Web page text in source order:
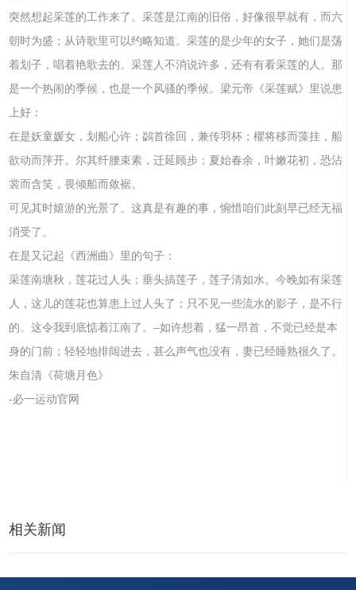
突然想起采莲的工作来了。采莲是江南的旧俗，好像很早就有，而六
朝时为盛；从诗歌里可以约略知道。采莲的是少年的女子，她们是荡
着划子，唱着艳歌去的。采莲人不消说许多，还有有看采莲的人。那
是一个热闹的季候，也是一个风骚的季候。梁元帝《采莲赋》里说患
上好：
在是妖童媛女，划船心许；鷁首徐回，兼传羽杯；欋将移而藻挂，船
欲动而萍开。尔其纤腰束素，迁延顾步；夏始春余，叶嫩花初，恐沾
裳而含笑，畏倾船而敛裾。
可见其时嬉游的光景了。这真是有趣的事，惋惜咱们此刻早已经无福
消受了。
在是又记起《西洲曲》里的句子：
采莲南塘秋，莲花过人头；垂头搞莲子，莲子清如水。今晚如有采莲
人，这儿的莲花也算患上过人头了；只不见一些流水的影子，是不行
的。这令我到底惦着江南了。–如许想着，猛一昂首，不觉已经是本
身的门前；轻轻地排闼进去，甚么声气也没有，妻已经睡熟很久了。
朱自清《荷塘月色》
-必一运动官网
相关新闻